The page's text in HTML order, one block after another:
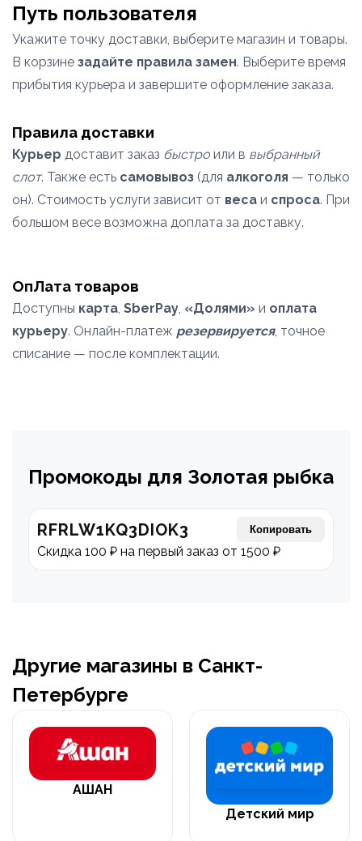
Путь пользователя
Укажите точку доставки, выберите магазин и товары.
В корзине задайте правила замен. Выберите время
прибытия курьера и завершите оформление заказа.
Правила доставки
Курьер доставит заказ быстро или в выбранный
слот. Также есть самовывоз (для алкоголя — только
он). Стоимость услуги зависит от веса и спроса. При
большом весе возможна доплата за доставку.
ОпЛата товаров
Доступны карта, SberPay, «Долями» и оплата
курьеру. Онлайн-платеж резервируется, точное
списание — после комплектации.
Промокоды для Золотая рыбка
RFRLW1KQ3DIOK3 Копировать
Скидка 100 ₽ на первый заказ от 1500 ₽
Другие магазины в Санкт-
Петербурге
АШАН
Детский мир